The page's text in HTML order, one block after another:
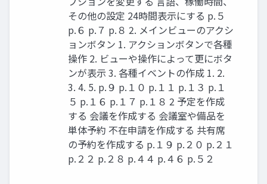
その他の設定 24時間表示にする p.５
p.６ p.７ p.８ 2. メインビューのアクシ
ョンボタン 1. アクションボタンで各種
操作 2. ビューや操作によって更にボタ
ンが表示 3. 各種イベントの作成 1. 2.
3. 4. 5. p.９ p.１０ p.１１ p.１３ p.１
５ p.１６ p.１７ p.１８ 2 予定を作成
する 会議を作成する 会議室や備品を
単体予約 不在申請を作成する 共有席
の予約を作成する p.１９ p.２０ p.２１
p.２２ p.２８ p.４４ p.４６ p.５２